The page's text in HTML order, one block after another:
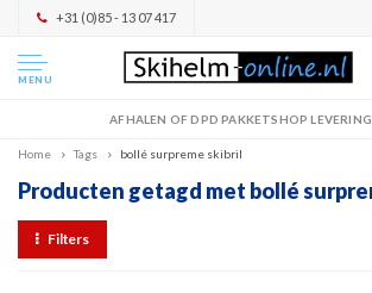
+31 (0)85 - 13 07 417
MENU
AFHALEN OF DPD PAKKETSHOP
Home Tags bollé surpreme skibril
Producten getagd met bollé
Filters